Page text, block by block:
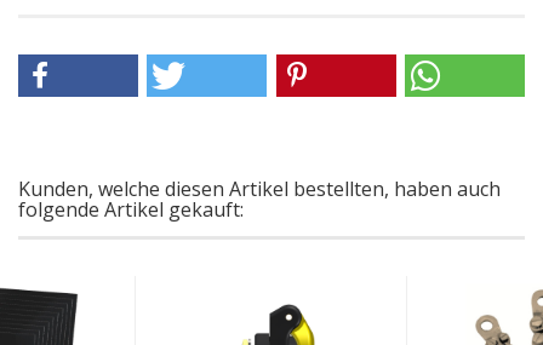
Kunden, welche diesen Artikel bestellten, haben auch
folgende Artikel gekauft: